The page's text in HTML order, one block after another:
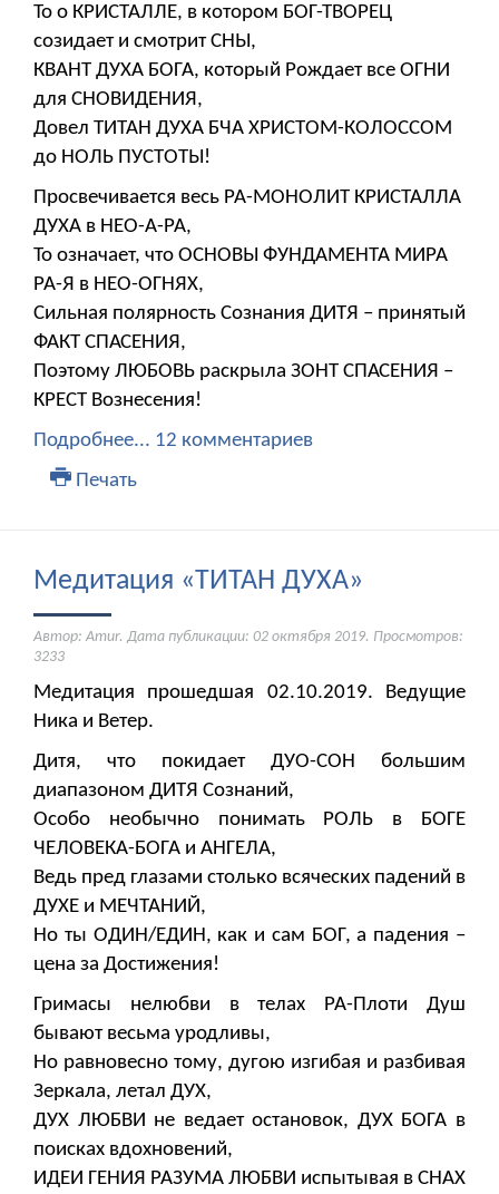
То о КРИСТАЛЛЕ, в котором БОГ-ТВОРЕЦ
созидает и смотрит СНЫ,
КВАНТ ДУХА БОГА, который Рождает все ОГНИ
для СНОВИДЕНИЯ,
Довел ТИТАН ДУХА БЧА ХРИСТОМ-КОЛОССОМ
до НОЛЬ ПУСТОТЫ!
Просвечивается весь РА-МОНОЛИТ КРИСТАЛЛА
ДУХА в НЕО-А-РА,
То означает, что ОСНОВЫ ФУНДАМЕНТА МИРА
РА-Я в НЕО-ОГНЯХ,
Сильная полярность Сознания ДИТЯ – принятый
ФАКТ СПАСЕНИЯ,
Поэтому ЛЮБОВЬ раскрыла ЗОНТ СПАСЕНИЯ –
КРЕСТ Вознесения!
Подробнее... 12 комментариев
Печать
Медитация «ТИТАН ДУХА»
Автор: Amur. Дата публикации: 02 октября 2019. Просмотров:
3233
Медитация прошедшая 02.10.2019. Ведущие
Ника и Ветер.
Дитя, что покидает ДУО-СОН большим
диапазоном ДИТЯ Сознаний,
Особо необычно понимать РОЛЬ в БОГЕ
ЧЕЛОВЕКА-БОГА и АНГЕЛА,
Ведь пред глазами столько всяческих падений в
ДУХЕ и МЕЧТАНИЙ,
Но ты ОДИН/ЕДИН, как и сам БОГ, а падения –
цена за Достижения!
Гримасы нелюбви в телах РА-Плоти Душ
бывают весьма уродливы,
Но равновесно тому, дугою изгибая и разбивая
Зеркала, летал ДУХ,
ДУХ ЛЮБВИ не ведает остановок, ДУХ БОГА в
поисках вдохновений,
ИДЕИ ГЕНИЯ РАЗУМА ЛЮБВИ испытывая в СНАХ